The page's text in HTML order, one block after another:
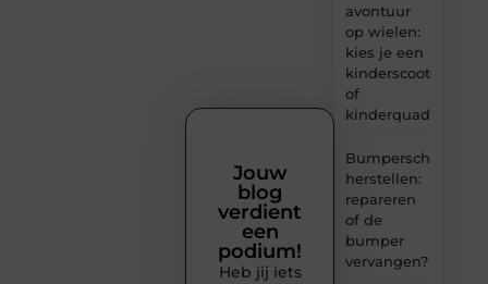
avontuur
op wielen:
kies je een
kinderscooter
of
kinderquad?
Bumperschade
herstellen:
repareren
of de
bumper
vervangen?
Jouw
blog
verdient
een
podium!
Heb jij iets